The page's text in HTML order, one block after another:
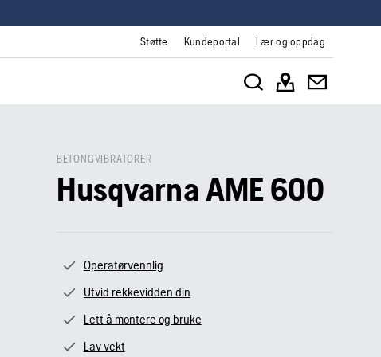
Støtte Kundeportal Lær og oppdag
BETONGVIBRATORER
Husqvarna AME 600
Operatørvennlig
Utvid rekkevidden din
Lett å montere og bruke
Lav vekt